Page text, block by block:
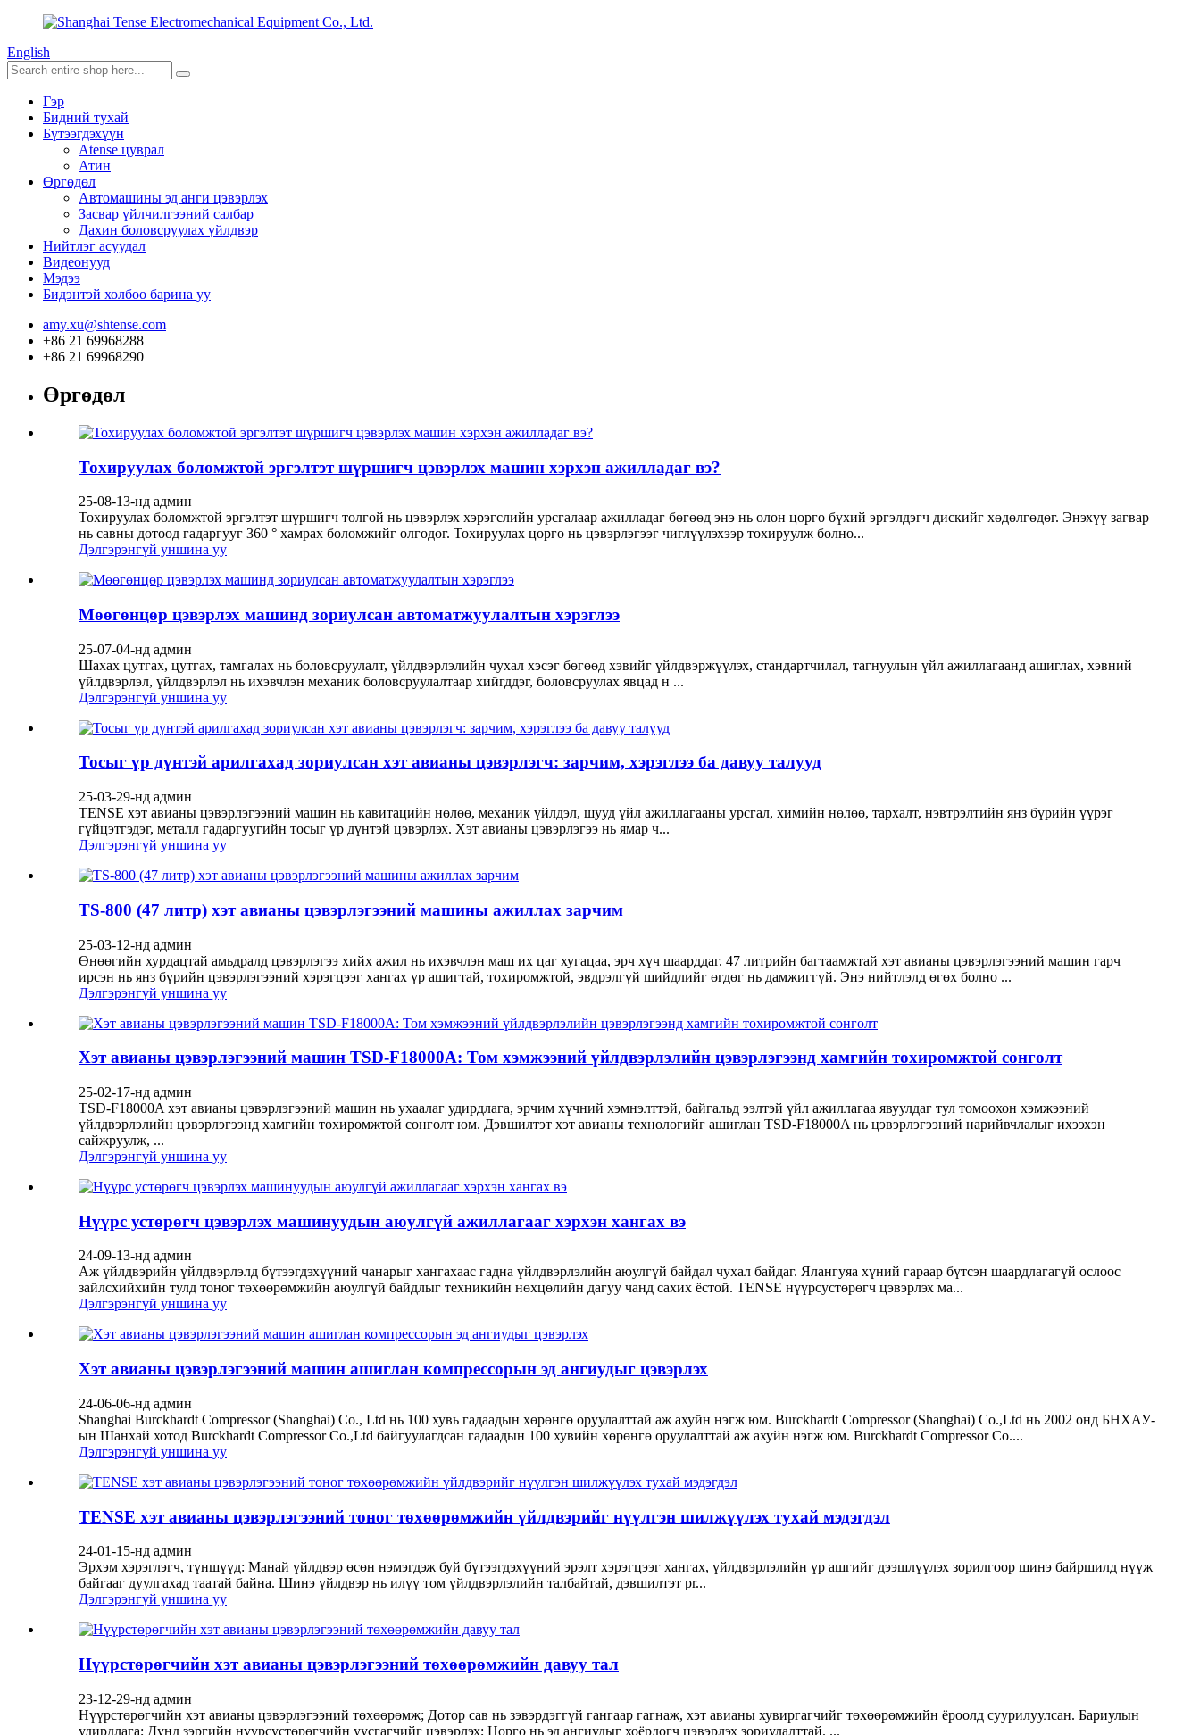
English
Гэр
Бидний тухай
Бүтээгдэхүүн
Atense цуврал
Атин
Өргөдөл
Автомашины эд анги цэвэрлэх
Засвар үйлчилгээний салбар
Дахин боловсруулах үйлдвэр
Нийтлэг асуудал
Видеонууд
Мэдээ
Бидэнтэй холбоо барина уу
amy.xu@shtense.com
+86 21 69968288
+86 21 69968290
Өргөдөл
Тохируулах боломжтой эргэлтэт шүршигч цэвэрлэх машин хэрхэн ажилладаг вэ?
25-08-13-нд админ
Тохируулах боломжтой эргэлтэт шүршигч толгой нь цэвэрлэх хэрэгслийн урсгалаар ажилладаг бөгөөд энэ нь олон цорго бүхий эргэлдэгч дискийг хөдөлгөдөг. Энэхүү загвар
нь савны дотоод гадаргууг 360 ° хамрах боломжийг олгодог. Тохируулах цорго нь цэвэрлэгээг чиглүүлэхээр тохируулж болно...
Дэлгэрэнгүй уншина уу
Мөөгөнцөр цэвэрлэх машинд зориулсан автоматжуулалтын хэрэглээ
25-07-04-нд админ
Шахах цутгах, цутгах, тамгалах нь боловсруулалт, үйлдвэрлэлийн чухал хэсэг бөгөөд хэвийг үйлдвэржүүлэх, стандартчилал, тагнуулын үйл ажиллагаанд ашиглах, хэвний
үйлдвэрлэл, үйлдвэрлэл нь ихэвчлэн механик боловсруулалтаар хийгддэг, боловсруулах явцад н ...
Дэлгэрэнгүй уншина уу
Тосыг үр дүнтэй арилгахад зориулсан хэт авианы цэвэрлэгч: зарчим, хэрэглээ ба давуу талууд
25-03-29-нд админ
TENSE хэт авианы цэвэрлэгээний машин нь кавитацийн нөлөө, механик үйлдэл, шууд үйл ажиллагааны урсгал, химийн нөлөө, тархалт, нэвтрэлтийн янз бүрийн үүрэг
гүйцэтгэдэг, металл гадаргуугийн тосыг үр дүнтэй цэвэрлэх. Хэт авианы цэвэрлэгээ нь ямар ч...
Дэлгэрэнгүй уншина уу
TS-800 (47 литр) хэт авианы цэвэрлэгээний машины ажиллах зарчим
25-03-12-нд админ
Өнөөгийн хурдацтай амьдралд цэвэрлэгээ хийх ажил нь ихэвчлэн маш их цаг хугацаа, эрч хүч шаарддаг. 47 литрийн багтаамжтай хэт авианы цэвэрлэгээний машин гарч
ирсэн нь янз бүрийн цэвэрлэгээний хэрэгцээг хангах үр ашигтай, тохиромжтой, эвдрэлгүй шийдлийг өгдөг нь дамжиггүй. Энэ нийтлэлд өгөх болно ...
Дэлгэрэнгүй уншина уу
Хэт авианы цэвэрлэгээний машин TSD-F18000A: Том хэмжээний үйлдвэрлэлийн цэвэрлэгээнд хамгийн тохиромжтой сонголт
25-02-17-нд админ
TSD-F18000A хэт авианы цэвэрлэгээний машин нь ухаалаг удирдлага, эрчим хүчний хэмнэлттэй, байгальд ээлтэй үйл ажиллагаа явуулдаг тул томоохон хэмжээний
үйлдвэрлэлийн цэвэрлэгээнд хамгийн тохиромжтой сонголт юм. Дэвшилтэт хэт авианы технологийг ашиглан TSD-F18000A нь цэвэрлэгээний нарийвчлалыг ихээхэн
сайжруулж, ...
Дэлгэрэнгүй уншина уу
Нүүрс устөрөгч цэвэрлэх машинуудын аюулгүй ажиллагааг хэрхэн хангах вэ
24-09-13-нд админ
Аж үйлдвэрийн үйлдвэрлэлд бүтээгдэхүүний чанарыг хангахаас гадна үйлдвэрлэлийн аюулгүй байдал чухал байдаг. Ялангуяа хүний гараар бүтсэн шаардлагагүй ослоос
зайлсхийхийн тулд тоног төхөөрөмжийн аюулгүй байдлыг техникийн нөхцөлийн дагуу чанд сахих ёстой. TENSE нүүрсустөрөгч цэвэрлэх ма...
Дэлгэрэнгүй уншина уу
Хэт авианы цэвэрлэгээний машин ашиглан компрессорын эд ангиудыг цэвэрлэх
24-06-06-нд админ
Shanghai Burckhardt Compressor (Shanghai) Co., Ltd нь 100 хувь гадаадын хөрөнгө оруулалттай аж ахуйн нэгж юм. Burckhardt Compressor (Shanghai) Co.,Ltd нь 2002 онд БНХАУ-
ын Шанхай хотод Burckhardt Compressor Co.,Ltd байгуулагдсан гадаадын 100 хувийн хөрөнгө оруулалттай аж ахуйн нэгж юм. Burckhardt Compressor Co....
Дэлгэрэнгүй уншина уу
TENSE хэт авианы цэвэрлэгээний тоног төхөөрөмжийн үйлдвэрийг нүүлгэн шилжүүлэх тухай мэдэгдэл
24-01-15-нд админ
Эрхэм хэрэглэгч, түншүүд: Манай үйлдвэр өсөн нэмэгдэж буй бүтээгдэхүүний эрэлт хэрэгцээг хангах, үйлдвэрлэлийн үр ашгийг дээшлүүлэх зорилгоор шинэ байршилд нүүж
байгааг дуулгахад таатай байна. Шинэ үйлдвэр нь илүү том үйлдвэрлэлийн талбайтай, дэвшилтэт pr...
Дэлгэрэнгүй уншина уу
Нүүрстөрөгчийн хэт авианы цэвэрлэгээний төхөөрөмжийн давуу тал
23-12-29-нд админ
Нүүрстөрөгчийн хэт авианы цэвэрлэгээний төхөөрөмж; Дотор сав нь зэвэрдэггүй гангаар гагнаж, хэт авианы хувиргагчийг төхөөрөмжийн ёроолд суурилуулсан. Бариулын
удирдлага; Дунд зэргийн нүүрсустөрөгчийн уусгагчийг цэвэрлэх; Цорго нь эд ангиудыг хоёрдогч цэвэрлэх зориулалттай. ...